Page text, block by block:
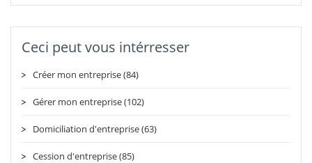
Ceci peut vous intérresser
Créer mon entreprise (84)
Gérer mon entreprise (102)
Domiciliation d'entreprise (63)
Cession d'entreprise (85)